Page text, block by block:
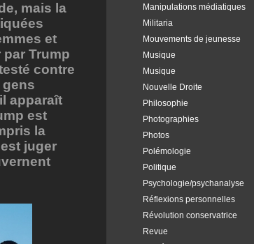
Manipulations médiatiques
Militaria
Mouvements de jeunesse
Musique
Musique
Nouvelle Droite
Philosophie
Photographies
Photos
Polémologie
Politique
Psychologie/psychanalyse
Réflexions personnelles
Révolution conservatrice
Revue
mais la
et
Trump
contre
apparaît
est
la
juger